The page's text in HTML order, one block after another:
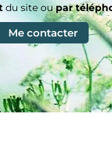
du site oupar
Me contacter